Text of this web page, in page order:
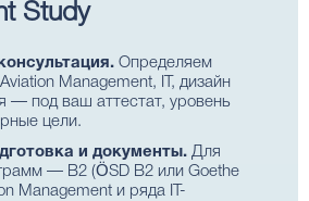
Study
Определяем
Management, IT, дизайн
— под ваш аттестат, уровень
цели.
и документы. Для
— B2 (ÖSD B2 или Goethe
Management и ряда IT-